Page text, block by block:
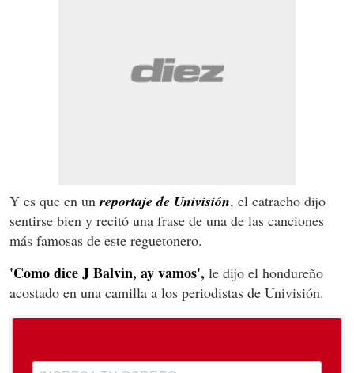
Y es que en un reportaje de Univisión, el catracho dijo
sentirse bien y recitó una frase de una de las canciones
más famosas de este reguetonero.
'Como dice J Balvin, ay vamos', le dijo el hondureño
acostado en una camilla a los periodistas de Univisión.